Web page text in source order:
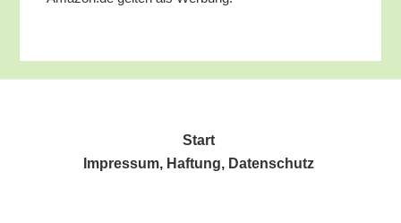
Start
Impres­sum, Haf­tung, Datenschutz